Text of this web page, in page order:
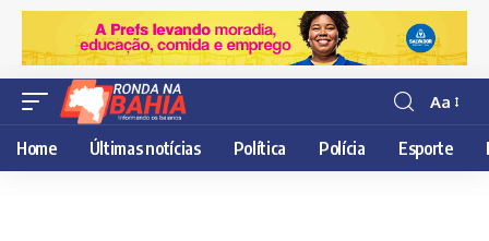
Resisor
de
fonte
Aa
Home Últimas notícias Política Polícia Esporte